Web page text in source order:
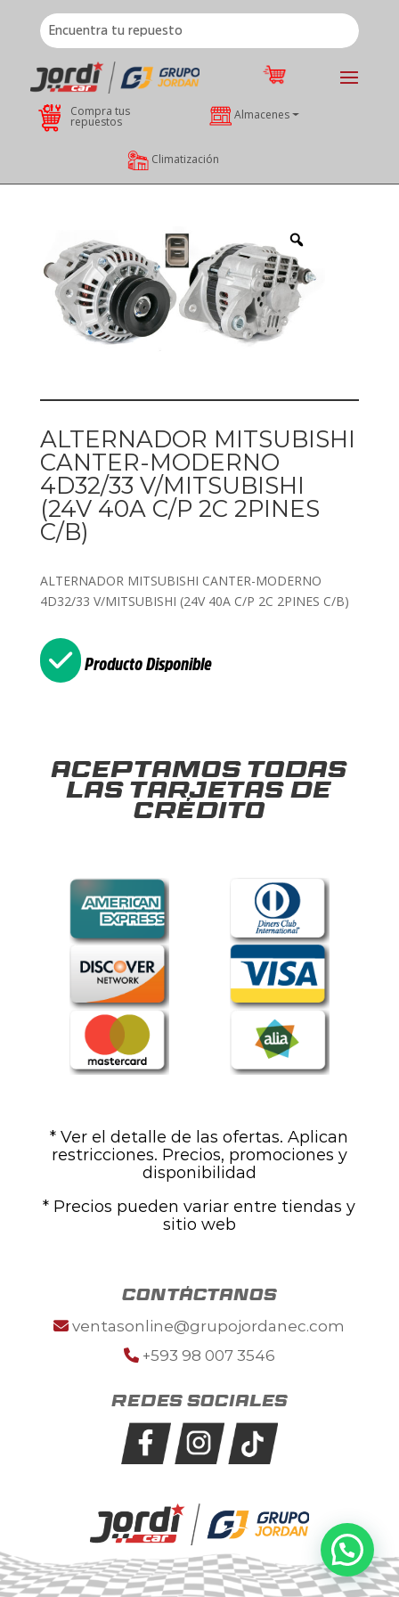
Compra tus
repuestos Almacenes
Climatización
ALTERNADOR MITSUBISHI
CANTER-MODERNO
4D32/33 V/MITSUBISHI
(24V 40A C/P 2C 2PINES
C/B)
ALTERNADOR MITSUBISHI CANTER-MODERNO
4D32/33 V/MITSUBISHI (24V 40A C/P 2C 2PINES C/B)
Producto Disponible
Aceptamos todas
las tarjetas de
crédito
* Ver el detalle de las ofertas. Aplican
restricciones. Precios, promociones y
disponibilidad
* Precios pueden variar entre tiendas y
sitio web
contáctanos
ventasonline@grupojordanec.com
+593 98 007 3546
Redes sociales